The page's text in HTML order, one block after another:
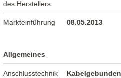
des Herstellers
Markteinführung 08.05.2013
Allgemeines
Anschlusstechnik Kabelgebunden